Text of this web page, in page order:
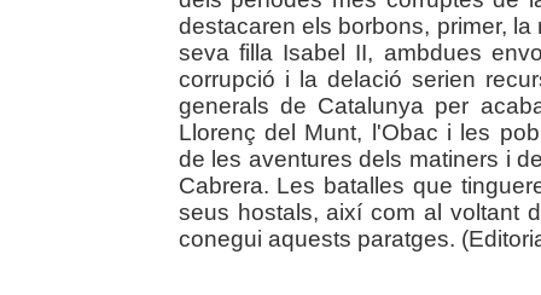
destacaren els borbons, primer,
seva filla Isabel II, ambdues
corrupció i la delació serien
generals de Catalunya per
Llorenç del Munt, l'Obac i les
de les aventures dels matiners i
Cabrera. Les batalles que
seus hostals, així com al voltant
conegui aquests paratges.